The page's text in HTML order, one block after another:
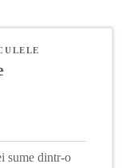
sume dintr-o